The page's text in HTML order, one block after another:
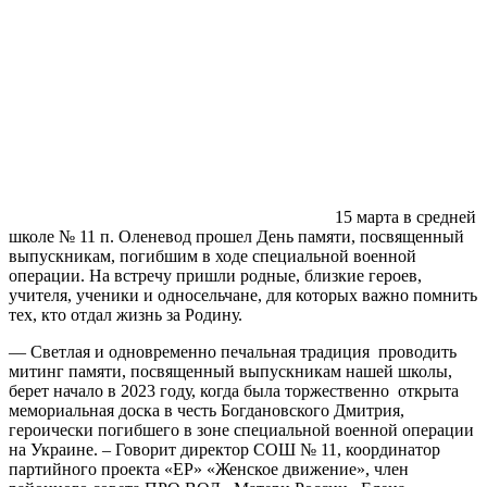
15 марта в средней
школе № 11 п. Оленевод прошел День памяти, посвященный
выпускникам, погибшим в ходе специальной военной
операции. На встречу пришли родные, близкие героев,
учителя, ученики и односельчане, для которых важно помнить
тех, кто отдал жизнь за Родину.
— Светлая и одновременно печальная традиция проводить
митинг памяти, посвященный выпускникам нашей школы,
берет начало в 2023 году, когда была торжественно открыта
мемориальная доска в честь Богдановского Дмитрия,
героически погибшего в зоне специальной военной операции
на Украине. – Говорит директор СОШ № 11, координатор
партийного проекта «ЕР» «Женское движение», член